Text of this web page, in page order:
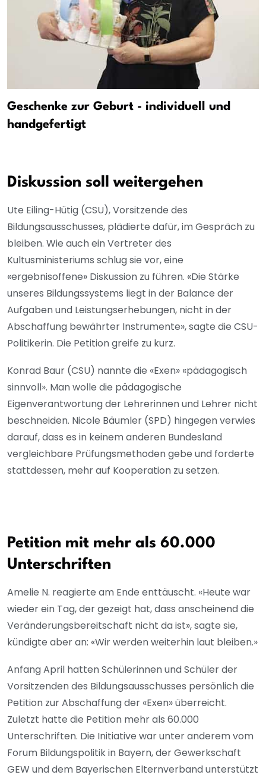
Geschenke zur Geburt - individuell und
handgefertigt
Diskussion soll weitergehen
Ute Eiling-Hütig (CSU), Vorsitzende des
Bildungsausschusses, plädierte dafür, im Gespräch zu
bleiben. Wie auch ein Vertreter des
Kultusministeriums schlug sie vor, eine
«ergebnisoffene» Diskussion zu führen. «Die Stärke
unseres Bildungssystems liegt in der Balance der
Aufgaben und Leistungserhebungen, nicht in der
Abschaffung bewährter Instrumente», sagte die CSU-
Politikerin. Die Petition greife zu kurz.
Konrad Baur (CSU) nannte die «Exen» «pädagogisch
sinnvoll». Man wolle die pädagogische
Eigenverantwortung der Lehrerinnen und Lehrer nicht
beschneiden. Nicole Bäumler (SPD) hingegen verwies
darauf, dass es in keinem anderen Bundesland
vergleichbare Prüfungsmethoden gebe und forderte
stattdessen, mehr auf Kooperation zu setzen.
Petition mit mehr als 60.000
Unterschriften
Amelie N. reagierte am Ende enttäuscht. «Heute war
wieder ein Tag, der gezeigt hat, dass anscheinend die
Veränderungsbereitschaft nicht da ist», sagte sie,
kündigte aber an: «Wir werden weiterhin laut bleiben.»
Anfang April hatten Schülerinnen und Schüler der
Vorsitzenden des Bildungsausschusses persönlich die
Petition zur Abschaffung der «Exen» überreicht.
Zuletzt hatte die Petition mehr als 60.000
Unterschriften. Die Initiative war unter anderem vom
Forum Bildungspolitik in Bayern, der Gewerkschaft
GEW und dem Bayerischen Elternverband unterstützt